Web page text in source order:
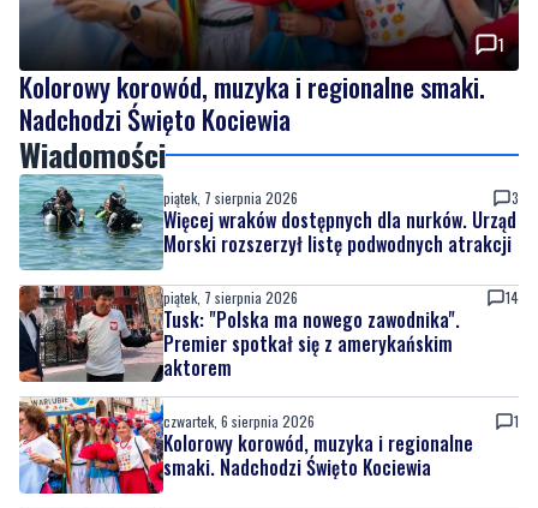
1
Kolorowy korowód, muzyka i regionalne smaki.
Nadchodzi Święto Kociewia
Wiadomości
piątek, 7 sierpnia 2026 3
Więcej wraków dostępnych dla nurków. Urząd
Morski rozszerzył listę podwodnych atrakcji
piątek, 7 sierpnia 2026 14
Tusk: "Polska ma nowego zawodnika".
Premier spotkał się z amerykańskim
aktorem
czwartek, 6 sierpnia 2026 1
Kolorowy korowód, muzyka i regionalne
smaki. Nadchodzi Święto Kociewia